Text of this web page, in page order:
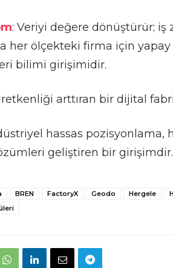
: Veriyi değere dönüştürür; iş
her ölçekteki firma için
bilimi girişimidir.
arttıran bir dijital
hassas pozisyonlama,
geliştiren bir girişimdir.
BREN FactoryX Geodo Hergele